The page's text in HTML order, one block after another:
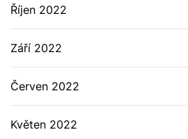
Říjen 2022
Září 2022
Červen 2022
Květen 2022